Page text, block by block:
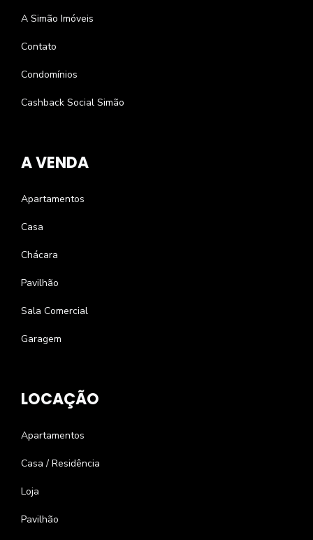
A Simão Imóveis
Contato
Condomínios
Cashback Social Simão
A VENDA
Apartamentos
Casa
Chácara
Pavilhão
Sala Comercial
Garagem
LOCAÇÃO
Apartamentos
Casa / Residência
Loja
Pavilhão